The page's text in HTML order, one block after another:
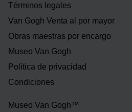
Términos legales
Van Gogh Venta al por mayor
Obras maestras por encargo
Museo Van Gogh
Política de privacidad
Condiciones
Museo Van Gogh™